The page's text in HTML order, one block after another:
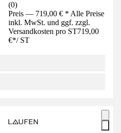
(0)
Preis — 719,00 € * Alle Preise
inkl. MwSt. und ggf. zzgl.
Versandkosten pro ST719,00
€*/ ST